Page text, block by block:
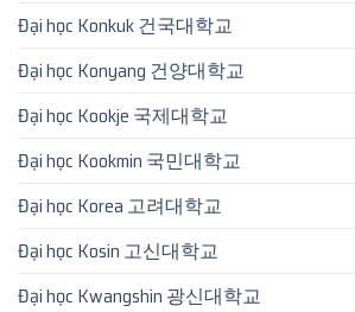
Đại học Konkuk 건국대학교
Đại học Konyang 건양대학교
Đại học Kookje 국제대학교
Đại học Kookmin 국민대학교
Đại học Korea 고려대학교
Đại học Kosin 고신대학교
Đại học Kwangshin 광신대학교